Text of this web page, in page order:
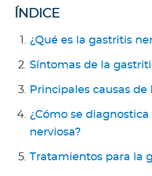
ÍNDICE
¿Qué es la gastritis
Síntomas de la
Principales causas
¿Cómo se
nerviosa?
Tratamientos para la